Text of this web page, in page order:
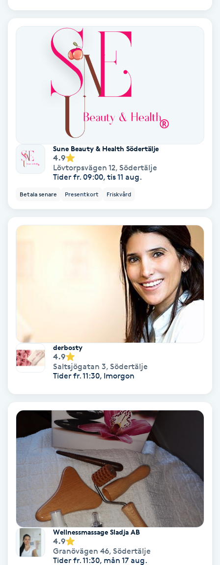
Pensionärklippning
Permanent hårborttagning
Permanent ögonbrynsmakeup
Personlig tränare
Picolaser
Pigmentbehandling
Power Yoga
PRP (Platelet Rich Plasma)
PRX-T33
Radiofrekvens
Rakning
Reflexologi
Sune Beauty & Health Södertälje
4.9
Lövtorpsvägen 12, Södertälje
Tider fr. 09:00, tis 11 aug.
Betala senare Presentkort Friskvård
derbosty
4.9
Saltsjögatan 3, Södertälje
Tider fr. 11:30, Imorgon
Wellnessmassage Sladja AB
4.9
Granövägen 46, Södertälje
Tider fr. 11:30, mån 17 aug.